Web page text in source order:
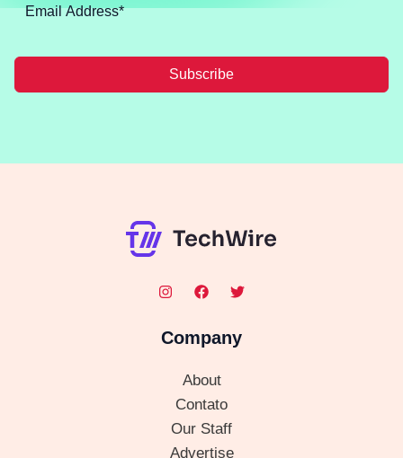
Subscribe
Company
About
Contato
Our Staff
Advertise